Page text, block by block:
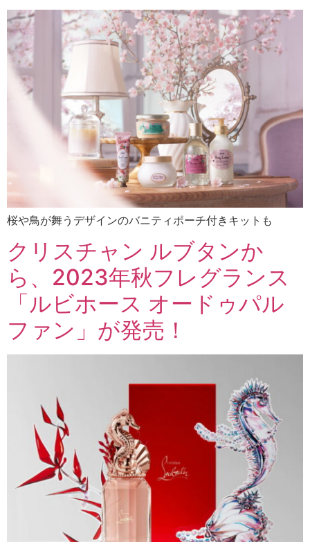
桜や鳥が舞うデザインのバニティポーチ付きキットも
クリスチャン ルブタンか
ら、2023年秋フレグランス
「ルビホース オードゥパル
ファン」が発売！